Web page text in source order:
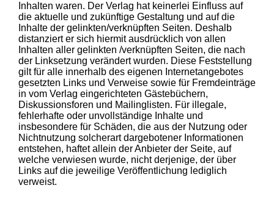
Inhalten waren. Der Verlag hat keinerlei Einfluss auf
die aktuelle und zukünftige Gestaltung und auf die
Inhalte der gelinkten/verknüpften Seiten. Deshalb
distanziert er sich hiermit ausdrücklich von allen
Inhalten aller gelinkten /verknüpften Seiten, die nach
der Linksetzung verändert wurden. Diese Feststellung
gilt für alle innerhalb des eigenen Internetangebotes
gesetzten Links und Verweise sowie für Fremdeinträge
in vom Verlag eingerichteten Gästebüchern,
Diskussionsforen und Mailinglisten. Für illegale,
fehlerhafte oder unvollständige Inhalte und
insbesondere für Schäden, die aus der Nutzung oder
Nichtnutzung solcherart dargebotener Informationen
entstehen, haftet allein der Anbieter der Seite, auf
welche verwiesen wurde, nicht derjenige, der über
Links auf die jeweilige Veröffentlichung lediglich
verweist.